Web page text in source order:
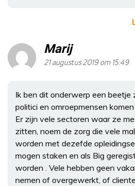
Marij
21 augustus 2019 om 15:49
Ik ben dit onderwerp een beetje
politici en omroepmensen
Er zijn vele sectoren waar ze
zitten, noem de zorg die vele
worden met dezefde
mogen staken en als Big
worden . Vele hebben geen
nemen of overgewerkt, of